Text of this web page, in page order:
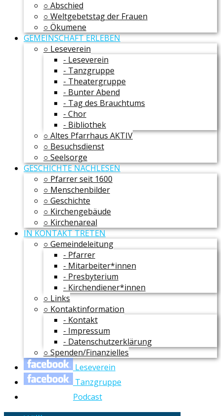
○ Abschied
○ Weltgebetstag der Frauen
○ Ökumene
GEMEINSCHAFT ERLEBEN
○ Leseverein
- Leseverein
- Tanzgruppe
- Theatergruppe
- Bunter Abend
- Tag des Brauchtums
- Chor
- Bibliothek
○ Altes Pfarrhaus AKTIV
○ Besuchsdienst
○ Seelsorge
GESCHICHTE NACHLESEN
○ Pfarrer seit 1600
○ Menschenbilder
○ Geschichte
○ Kirchengebäude
○ Kirchenareal
IN KONTAKT TRETEN
○ Gemeindeleitung
- Pfarrer
- Mitarbeiter*innen
- Presbyterium
- Kirchendiener*innen
○ Links
○ Kontaktinformation
- Kontakt
- Impressum
- Datenschutzerklärung
○ Spenden/Finanzielles
Leseverein
Tanzgruppe
Podcast